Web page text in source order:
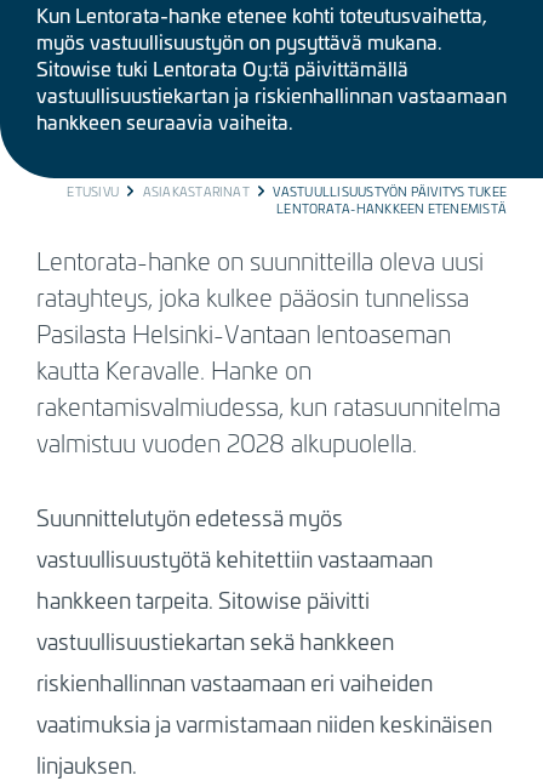
Kun Lentorata-hanke etenee kohti toteutusvaihetta,
myös vastuullisuustyön on pysyttävä mukana.
Sitowise tuki Lentorata Oy:tä päivittämällä
vastuullisuustiekartan ja riskienhallinnan vastaamaan
hankkeen seuraavia vaiheita.
BREADCRUMB
ETUSIVU ASIAKASTARINAT
VASTUULLISUUSTYÖN PÄIVITYS TUKEE
LENTORATA-HANKKEEN ETENEMISTÄ
Lentorata-hanke on suunnitteilla oleva uusi
ratayhteys, joka kulkee pääosin tunnelissa
Pasilasta Helsinki-Vantaan lentoaseman
kautta Keravalle. Hanke on
rakentamisvalmiudessa, kun ratasuunnitelma
valmistuu vuoden 2028 alkupuolella.
Suunnittelutyön edetessä myös
vastuullisuustyötä kehitettiin vastaamaan
hankkeen tarpeita. Sitowise päivitti
vastuullisuustiekartan sekä hankkeen
riskienhallinnan vastaamaan eri vaiheiden
vaatimuksia ja varmistamaan niiden keskinäisen
linjauksen.